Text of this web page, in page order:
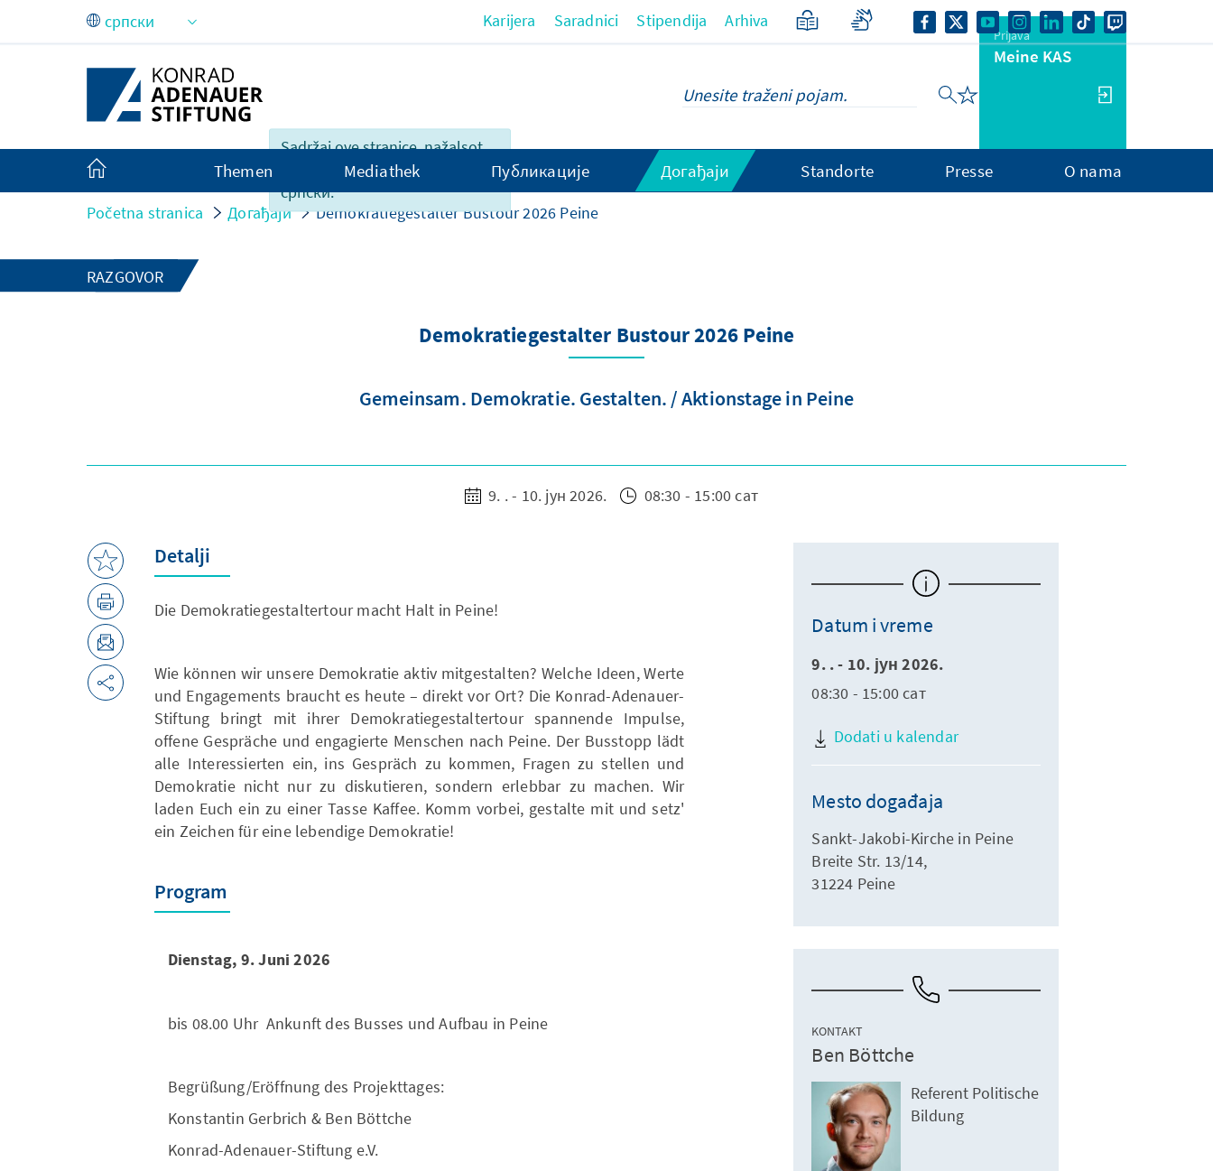
Skip to Main Content
Sadržaj ove stranice, nažalsot,
nije u potpunosti dostupan na
српски.
Karijera Saradnici Stipendija Arhiva
Prijava
Meine KAS
Themen Mediathek Публикације Догађаји Standorte Presse O nama
Početna stranica Догађаји Demokratiegestalter Bustour 2026 Peine
RAZGOVOR
Demokratiegestalter Bustour 2026 Peine
Gemeinsam. Demokratie. Gestalten. / Aktionstage in Peine
9. . - 10. јун 2026. 08:30 - 15:00 сат
Detalji
Die Demokratiegestaltertour macht Halt in Peine!
Wie können wir unsere Demokratie aktiv mitgestalten? Welche Ideen, Werte
und Engagements braucht es heute – direkt vor Ort? Die Konrad-Adenauer-
Stiftung bringt mit ihrer Demokratiegestaltertour spannende Impulse,
offene Gespräche und engagierte Menschen nach Peine. Der Busstopp lädt
alle Interessierten ein, ins Gespräch zu kommen, Fragen zu stellen und
Demokratie nicht nur zu diskutieren, sondern erlebbar zu machen. Wir
laden Euch ein zu einer Tasse Kaffee. Komm vorbei, gestalte mit und setz'
ein Zeichen für eine lebendige Demokratie!
Program
Dienstag, 9. Juni 2026
bis 08.00 Uhr Ankunft des Busses und Aufbau in Peine
Begrüßung/Eröffnung des Projekttages:
Konstantin Gerbrich & Ben Böttche
Konrad-Adenauer-Stiftung e.V.
Datum i vreme
9. . - 10. јун 2026.
08:30 - 15:00 сат
Dodati u kalendar
Mesto događaja
Sankt-Jakobi-Kirche in Peine
Breite Str. 13/14,
31224 Peine
KONTAKT
Ben Böttche
Referent Politische
Bildung